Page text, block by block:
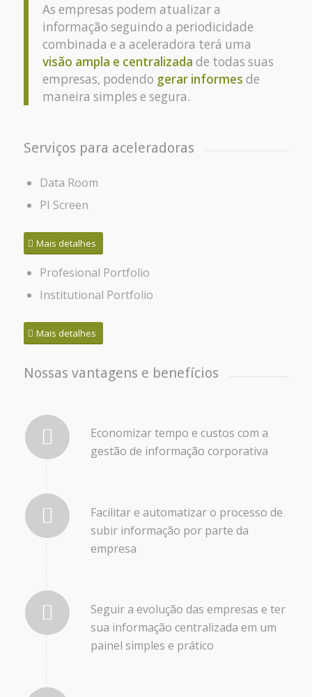
As empresas podem atualizar a
informação seguindo a periodicidade
combinada e a aceleradora terá uma
visão ampla e centralizada de todas suas
empresas, podendo gerar informes de
maneira simples e segura.
Serviços para aceleradoras
Data Room
PI Screen
Mais detalhes
Profesional Portfolio
Institutional Portfolio
Mais detalhes
Nossas vantagens e benefícios
Economizar tempo e custos com a
gestão de informação corporativa
Facilitar e automatizar o processo de
subir informação por parte da
empresa
Seguir a evolução das empresas e ter
sua informação centralizada em um
painel simples e prático